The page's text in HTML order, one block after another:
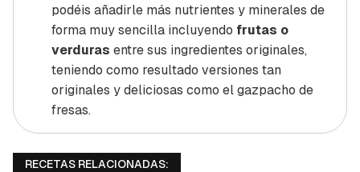
podéis añadirle más nutrientes y minerales de
forma muy sencilla incluyendo frutas o
verduras entre sus ingredientes originales,
teniendo como resultado versiones tan
originales y deliciosas como el gazpacho de
fresas.
RECETAS RELACIONADAS: